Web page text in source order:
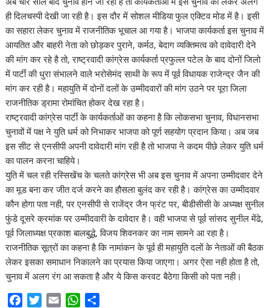
ही दिलचस्पी देखी जा रही है। इस दौर में सोशल मीडिया फुल एक्टिव मोड में है। इसी
का सहारा लेकर चुनाव में राजनीतिक भूचाल आ गया है। भाजपा कार्यकर्ता इस चुनाव में
आयतित और बाहरी नेता को छोड़कर पुराने, कर्मठ, बेदाग व्यक्तिमत्व को दावेदारी देने
की मांग कर रहे है तो, राष्ट्रवादी कांग्रेस कार्यकर्ता प्रफुल्ल पटेल के बाद दोनों जिलो
में पार्टी की धुरा संभालने वाले भरोसेमंद साथी के रूप में पूर्व विधायक राजेन्द्र जैन की
मांग कर रही है। महायुति में दोनों दलों के उम्मीदवारों की मांग उठने पर पूरा जिला
राजनीतिक ड्रामा रोमांचित होकर देख रहा है।
राष्ट्रवादी कांग्रेस पार्टी के कार्यकर्ताओं का कहना है कि लोकसभा चुनाव, विधानसभा
चुनावों में पक्ष ने युति धर्म को निभाकर भाजपा को पूर्ण सहयोग प्रदान किया। अब जब
इस सीट से एनसीपी अपनी दावेदारी मांग रही है तो भाजपा ने कदम पीछे लेकर युति धर्म
का पालन करना चाहिये।
युति में चल रही रस्सिखेंच के चलते कांग्रेस भी अब इस चुनाव में अपना उम्मीदवार देने
का मूड बना कर जीत दर्ज करने का हौसला बुलंद कर रही है। कांग्रेस का उम्मीदवार
कौन होगा पता नही, पर एनसीपी से राजेंद्र जैन फ्रंट पर, बीडीसीसी के अध्यक्ष सुनील
फुंडे दूसरे क्रमांक पर उम्मीदवारी के दावेदार है। वही भाजपा से पूर्व सांसद सुनील मेंढे,
पूर्व जिलाध्यक्ष प्रकाश बालबुद्धे, विजय शिवनकर का नाम सामने आ रहा है।
राजनीतिक सूत्रों का कहना है कि नामांकन के पूर्व ही महायुति दलों के नेताओं की बैठक
लेकर इसका समाधान निकालने का प्रयास किया जाएगा। अगर ऐसा नही होता है तो,
चुनाव में अलग रंग आ सकता है और ये किस करवट बैठेगा किसी को पता नही।
T
W